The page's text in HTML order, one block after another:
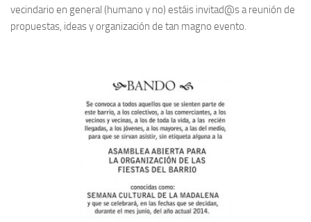
vecindario en general (humano y no) estáis invitad@s a reunión de
propuestas, ideas y organización de tan magno evento.